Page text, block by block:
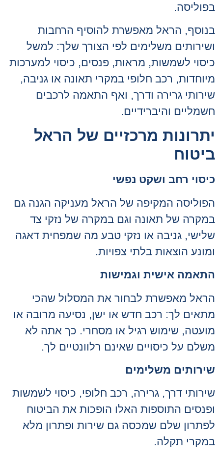
בפוליסה.
בנוסף, הראל מאפשרת להוסיף הרחבות
ושירותים משלימים לפי הצורך שלך: למשל
כיסוי לשמשות, מראות, פנסים, כיסוי למערכות
מיוחדות, רכב חלופי במקרי תאונה או גניבה,
שירותי גרירה ודרך, ואף התאמה לרכבים
חשמליים והיברידיים.
יתרונות מרכזיים של הראל
ביטוח
כיסוי רחב ושקט נפשי
הפוליסה המקיפה של הראל מעניקה הגנה גם
במקרה של תאונה וגם במקרה של נזקי צד
שלישי, גניבה או נזקי טבע מה שמפחית דאגה
ומונע הוצאות בלתי צפויות.
התאמה אישית וגמישות
הראל מאפשרת לבחור את המסלול שהכי
מתאים לך: רכב חדש או ישן, נסיעה מרובה או
מועטה, שימוש רגיל או מסחרי. כך אתה לא
משלם על כיסויים שאינם רלוונטיים לך.
שירותים משלימים
שירותי דרך, גרירה, רכב חלופי, כיסוי לשמשות
ופנסים התוספות האלו הופכות את הביטוח
לפתרון שלם שמכסה גם שירות ופתרון מלא
במקרי תקלה.